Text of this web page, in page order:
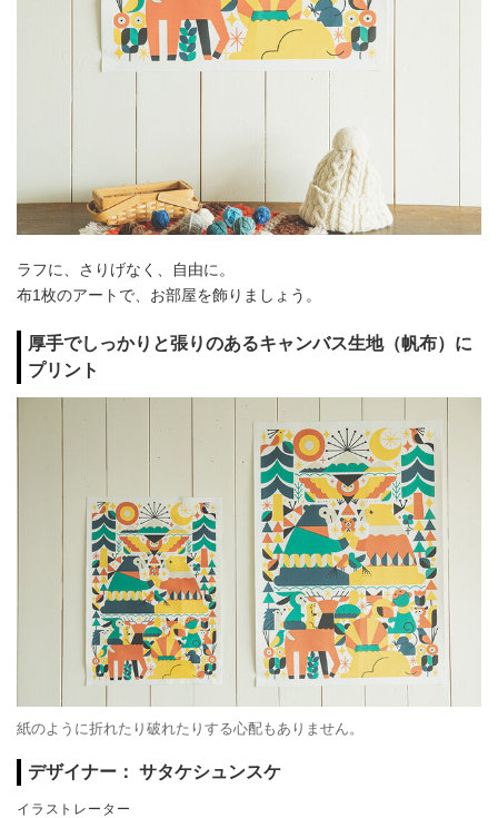
ラフに、さりげなく、自由に。
布1枚のアートで、お部屋を飾りましょう。
厚手でしっかりと張りのあるキャンバス生地（帆布）に
プリント
紙のように折れたり破れたりする心配もありません。
デザイナー： サタケシュンスケ
イラストレーター